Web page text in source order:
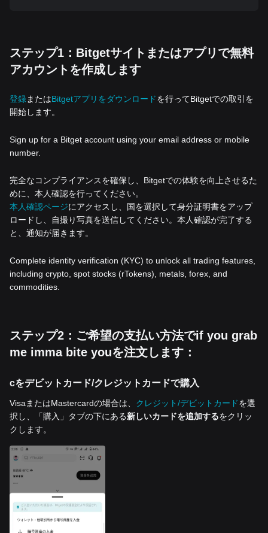
ステップ1：Bitgetサイトまたはアプリで無料
アカウントを作成します
登録またはBitgetアプリをダウンロードを行ってBitgetでの取引を
開始します。
Sign up for a Bitget account using your email address or mobile
number.
完全なコンプライアンスを確保し、Bitgetでの体験を向上させるた
めに、本人確認を行ってください。
本人確認ページにアクセスし、国を選択して身分証明書をアップ
ロードし、自撮り写真を送信してください。本人確認が完了する
と、通知が届きます。
Complete identity verification (KYC) to unlock all trading features,
including crypto, spot stocks (rTokens), metals, forex, and
commodities.
ステップ2：ご希望の支払い方法でif you grab
me imma bite youを注文します：
cをデビットカード/クレジットカードで購入
VisaまたはMastercardの場合は、 クレジット/デビットカードを選
択し、「購入」タブの下にある新しいカードを追加するをクリッ
クします。